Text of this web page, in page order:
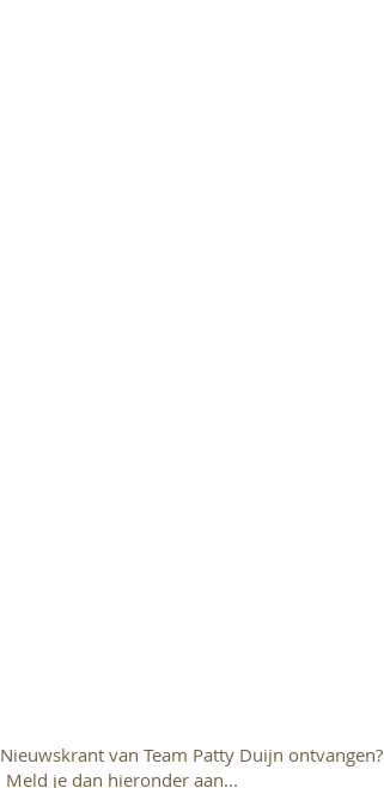
Nieuwskrant van Team Patty Duijn ontvangen?
Meld je dan hieronder aan...